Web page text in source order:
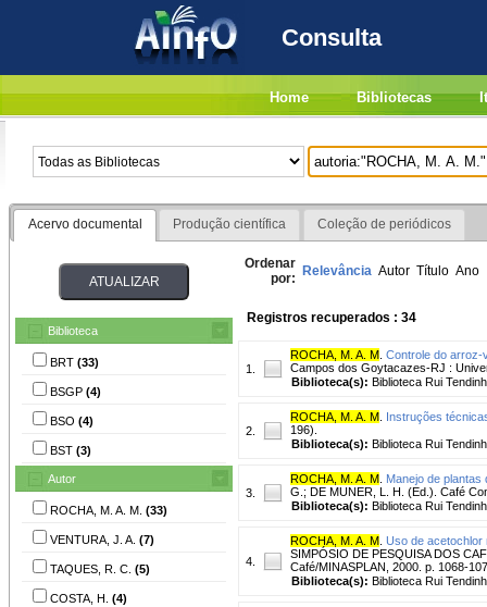
Consulta
Home Bibliotecas
Acervo documental Produção científica Coleção de periódicos
Biblioteca
BRT (33)
BSGP (4)
BSO (4)
BST (3)
Autor
ROCHA, M. A. M. (33)
VENTURA, J. A. (7)
TAQUES, R. C. (5)
COSTA, H. (4)
Ordenar
por: Relevância Autor Título Ano
Registros recuperados : 34
1.
ROCHA, M. A. M Controle do arroz-
Campos dos Goytacazes-RJ :
Biblioteca(s): Biblioteca Rui
2.
ROCHA, M. A. M Instruções
196).
Biblioteca(s): Biblioteca Rui
3.
ROCHA, M. A. M Manejo de plantas
G.; DE MUNER, L. H. (Ed.). Café
Biblioteca(s): Biblioteca Rui
4.
ROCHA, M. A. M Uso de acetochlor
SIMPÓSIO DE PESQUISA DOS
Café/MINASPLAN, 2000. p. 1068-
Biblioteca(s): Biblioteca Rui